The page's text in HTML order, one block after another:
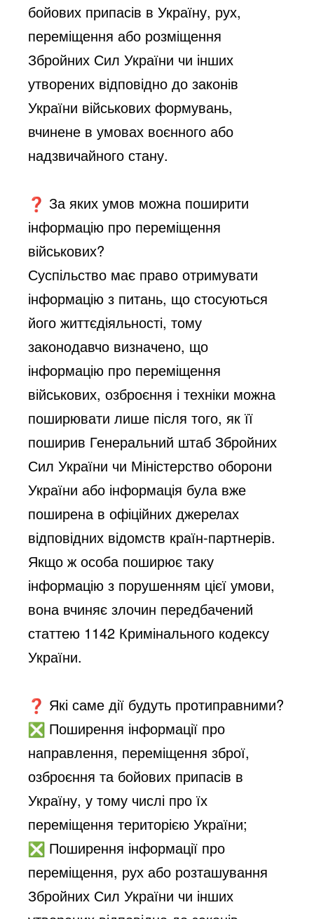
бойових припасів в Україну, рух,
переміщення або розміщення
Збройних Сил України чи інших
утворених відповідно до законів
України військових формувань,
вчинене в умовах воєнного або
надзвичайного стану.
За яких умов можна поширити
інформацію про переміщення
військових?
Суспільство має право отримувати
інформацію з питань, що стосуються
його життєдіяльності, тому
законодавчо визначено, що
інформацію про переміщення
військових, озброєння і техніки можна
поширювати лише після того, як її
поширив Генеральний штаб Збройних
Сил України чи Міністерство оборони
України або інформація була вже
поширена в офіційних джерелах
відповідних відомств країн-партнерів.
Якщо ж особа поширює таку
інформацію з порушенням цієї умови,
вона вчиняє злочин передбачений
статтею 1142 Кримінального кодексу
України.
Які саме дії будуть протиправними?
Поширення інформації про
направлення, переміщення зброї,
озброєння та бойових припасів в
Україну, у тому числі про їх
переміщення територією України;
Поширення інформації про
переміщення, рух або розташування
Збройних Сил України чи інших